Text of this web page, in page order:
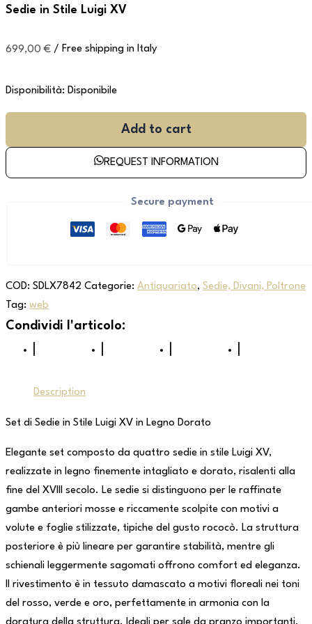
Sedie in Stile Luigi XV
699,00 € / Free shipping in Italy
Disponibilità: Disponibile
Add to cart
REQUEST INFORMATION
Secure payment
COD: SDLX7842 Categorie: Antiquariato, Sedie, Divani, Poltrone
Tag: web
Description
Set di Sedie in Stile Luigi XV in Legno Dorato
Elegante set composto da quattro sedie in stile Luigi XV,
realizzate in legno finemente intagliato e dorato, risalenti alla
fine del XVIII secolo. Le sedie si distinguono per le raffinate
gambe anteriori mosse e riccamente scolpite con motivi a
volute e foglie stilizzate, tipiche del gusto rococò. La struttura
posteriore è più lineare per garantire stabilità, mentre gli
schienali leggermente sagomati offrono comfort ed eleganza.
Il rivestimento è in tessuto damascato a motivi floreali nei toni
del rosso, verde e oro, perfettamente in armonia con la